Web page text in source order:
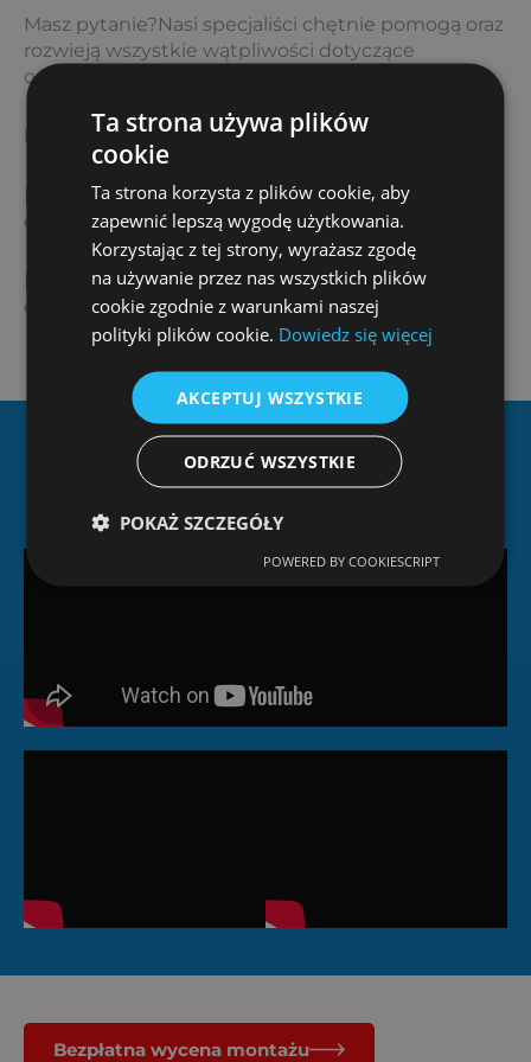
Masz pytanie?Nasi specjaliści chętnie pomogą oraz
rozwieją wszystkie wątpliwości dotyczące
odkurzacza centralnego!
biuro@ziterm.pl
[page-generator-pro-related-links limit=”3″
orderby=”rand” order=”asc” group_id=”1696″]
[page-generator-pro-related-links limit=”3″
orderby=”rand” order=”desc” group_id=”1696″]
Dlaczego Ziterm?
Bezpłatna wycena montażu
Ta strona używa plików
cookie
Ta strona korzysta z plików cookie, aby
zapewnić lepszą wygodę użytkowania.
Korzystając z tej strony, wyrażasz zgodę
na używanie przez nas wszystkich plików
cookie zgodnie z warunkami naszej
polityki plików cookie. Dowiedz się więcej
AKCEPTUJ WSZYSTKIE
ODRZUĆ WSZYSTKIE
POKAŻ SZCZEGÓŁY
POWERED BY COOKIESCRIPT